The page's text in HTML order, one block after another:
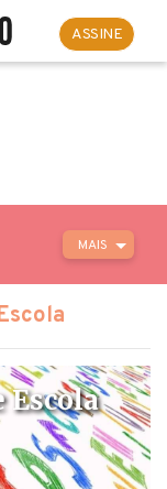
ASSINE
MAIS
Escola